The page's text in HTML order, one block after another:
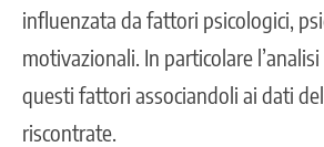
influenzata da fattori psicologici,
motivazionali. In particolare
questi fattori associandoli ai dati
riscontrate.